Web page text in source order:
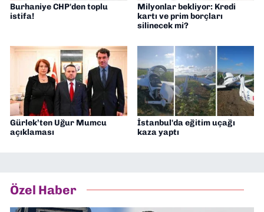
Burhaniye CHP'den toplu
istifa!
Milyonlar bekliyor: Kredi
kartı ve prim borçları
silinecek mi?
Gürlek’ten Uğur Mumcu
açıklaması
İstanbul'da eğitim uçağı
kaza yaptı
Özel Haber